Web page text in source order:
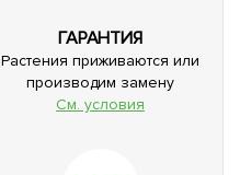
ГАРАНТИЯ
Растения приживаются или
производим замену
См. условия